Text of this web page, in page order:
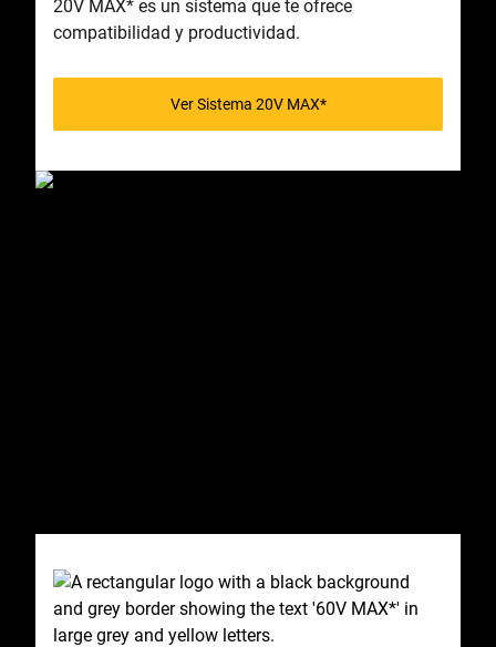
20V MAX* es un sistema que te ofrece
compatibilidad y productividad.
Ver Sistema 20V MAX*